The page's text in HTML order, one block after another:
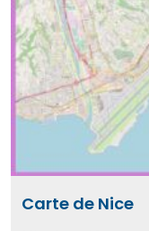
Carte de Nice